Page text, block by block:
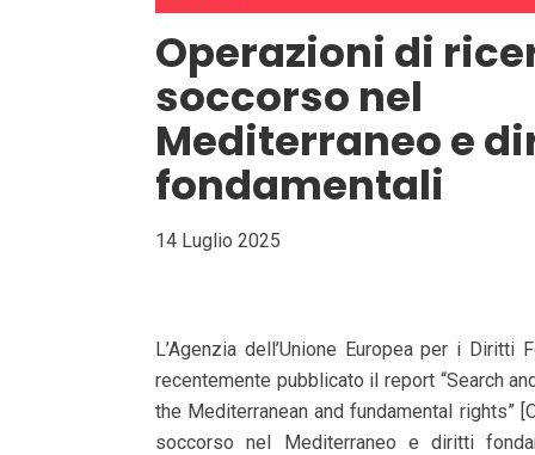
Operazioni di
soccorso nel
Mediterraneo e
fondamentali
14 Luglio 2025
L’Agenzia dell’Unione Europea per i Diritti
recentemente pubblicato il report “Search
the Mediterranean and fundamental rights”
soccorso nel Mediterraneo e diritti